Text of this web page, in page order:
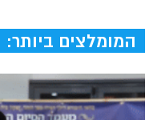
המומלצים ביותר: